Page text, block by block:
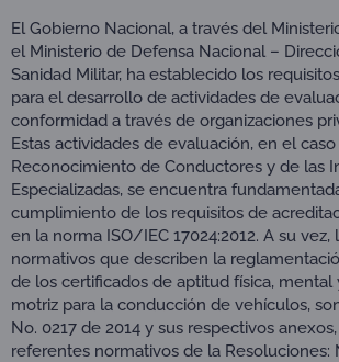
El Gobierno Nacional, a través del
el Ministerio de Defensa Nacional –
Sanidad Militar, ha establecido los
para el desarrollo de actividades de
conformidad a través de organizaciones
Estas actividades de evaluación, en el
Reconocimiento de Conductores y de las
Especializadas, se encuentra
cumplimiento de los requisitos de
en la norma ISO/IEC 17024:2012. A su
normativos que describen la
de los certificados de aptitud física, mental
motriz para la conducción de vehículos,
No. 0217 de 2014 y sus respectivos
referentes normativos de la Resoluciones: